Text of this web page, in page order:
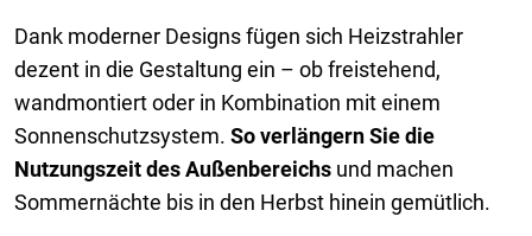
Dank moderner Designs fügen sich Heizstrahler
dezent in die Gestaltung ein – ob freistehend,
wandmontiert oder in Kombination mit einem
Sonnenschutzsystem. So verlängern Sie die
Nutzungszeit des Außenbereichs und machen
Sommernächte bis in den Herbst hinein gemütlich.